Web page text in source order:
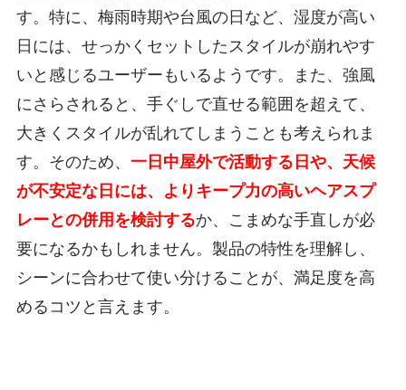
す。特に、梅雨時期や台風の日など、湿度が高い
日には、せっかくセットしたスタイルが崩れやす
いと感じるユーザーもいるようです。また、強風
にさらされると、手ぐしで直せる範囲を超えて、
大きくスタイルが乱れてしまうことも考えられま
す。そのため、 一日中屋外で活動する日や、天候
が不安定な日には、よりキープ力の高いヘアスプ
レーとの併用を検討するか、こまめな手直しが必
要になるかもしれません。製品の特性を理解し、
シーンに合わせて使い分けることが、満足度を高
めるコツと言えます。